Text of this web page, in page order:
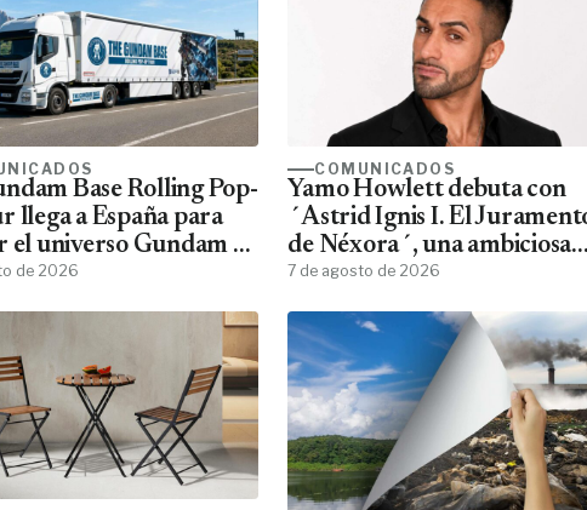
Base Rolling Pop-
llega a España para
el universo Gundam a
fans
de 2026
COMUNICADOS
Yamo Howlett debuta con
´Astrid Ignis I. El
de Néxora´, una ambiciosa
saga de fantasía y ciencia
7 de agosto de 2026